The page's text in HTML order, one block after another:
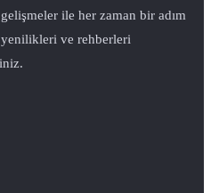
ile her zaman bir adım
ve rehberleri